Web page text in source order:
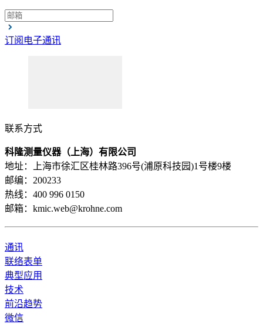
订阅电子通讯
联系方式
科隆测量仪器（上海）有限公司
地址：上海市徐汇区桂林路396号(浦原科技园)1号楼9楼
邮编：200233
热线：400 996 0150
邮箱：kmic.web@krohne.com
通讯
联络表单
典型应用
技术
前沿趋势
微信